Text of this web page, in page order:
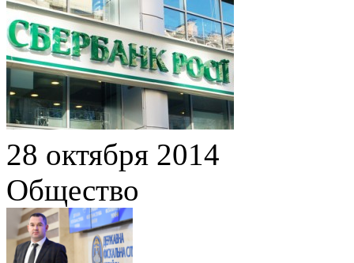
28 октября 2014
Общество